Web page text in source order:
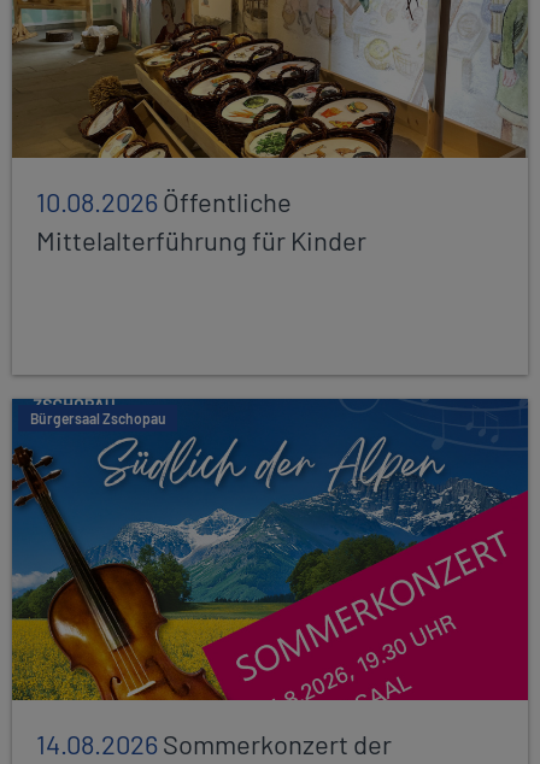
10.08.2026Öffentliche
Mittelalterführung für Kinder
Bürgersaal Zschopau
14.08.2026Sommerkonzert der